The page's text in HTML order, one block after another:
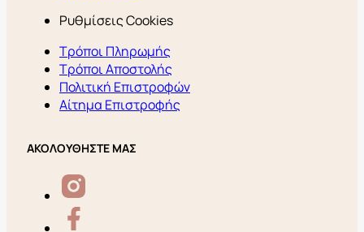
Ρυθμίσεις Cookies
Τρόποι Πληρωμής
Τρόποι Αποστολής
Πολιτική Επιστροφών
Αίτημα Επιστροφής
ΑΚΟΛΟΥΘΗΣΤΕ ΜΑΣ